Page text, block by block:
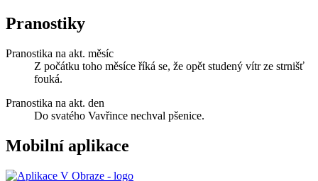
Pranostiky
Pranostika na akt. měsíc
Z počátku toho měsíce říká se, že opět studený vítr ze strnišť
fouká.
Pranostika na akt. den
Do svatého Vavřince nechval pšenice.
Mobilní aplikace